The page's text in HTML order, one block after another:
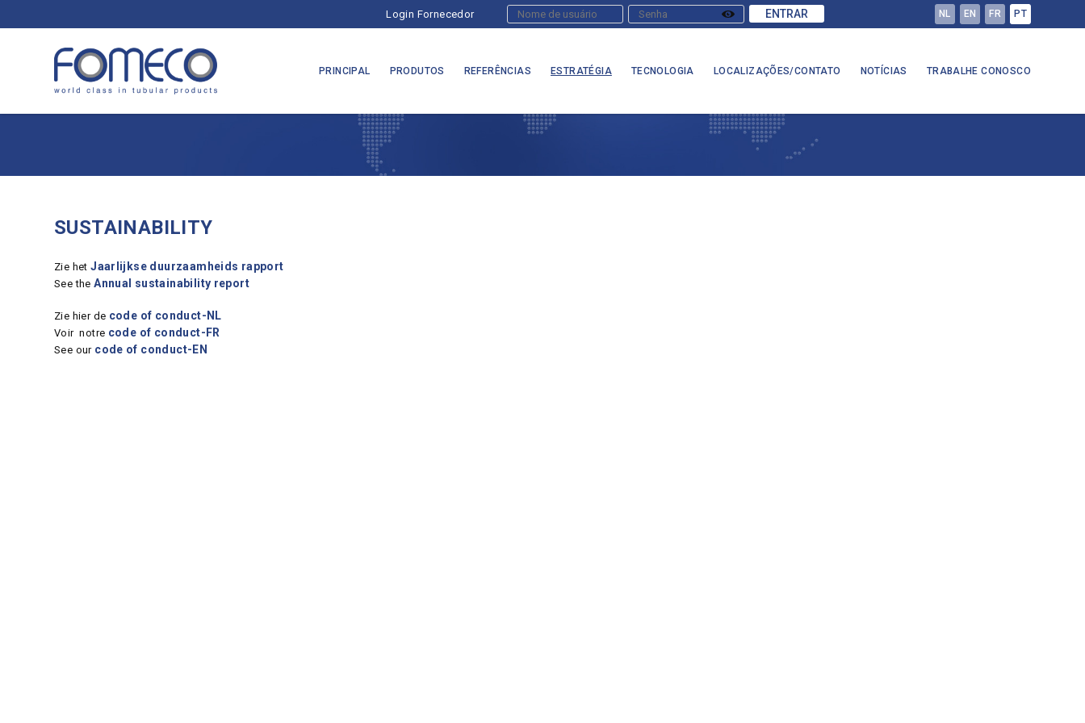
Login Fornecedor ENTRAR NL EN FR PT
PRINCIPAL PRODUTOS REFERÊNCIAS ESTRATÉGIA TECNOLOGIA LOCALIZAÇÕES/CONTATO NOTÍCIAS TRABALHE CONOSCO
SUSTAINABILITY
Zie hetJaarlijkse duurzaamheids rapport
See theAnnual sustainability report
Zie hier de code of conduct-NL
Voir notre code of conduct-FR
See our code of conduct-EN